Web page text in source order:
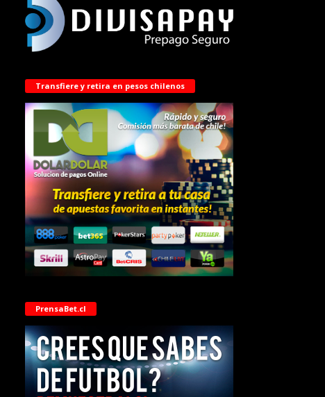
Transfiere y retira en pesos chilenos
PrensaBet.cl